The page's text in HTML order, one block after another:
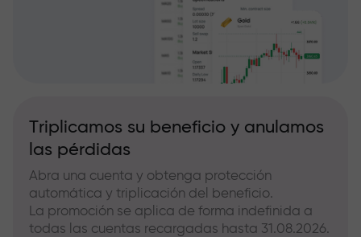
Triplicamos su beneficio y anulamos
las pérdidas
Abra una cuenta y obtenga protección
automática y triplicación del beneficio.
La promoción se aplica de forma indefinida a
todas las cuentas recargadas hasta 31.08.2026.